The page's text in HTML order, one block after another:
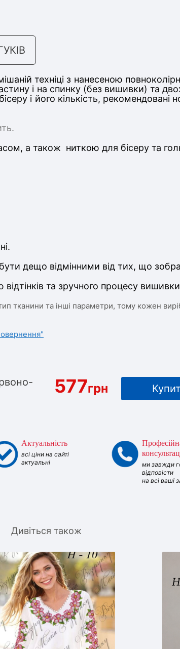
техніці з нанесеною
і на спинку (без вишивки) та
і його кількість,
а також ниткою для бісеру та
дещо відмінними від тих, що
та зручного процесу
тканини та інші параметри, тому кожен
577грн
Актуальність
всі ціни на сайті
актуальні
ми завжди
відповісти
на всі ваші
Дивіться також